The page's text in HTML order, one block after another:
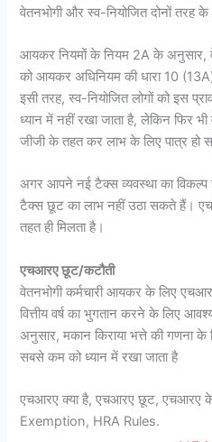
वेतनभोगी और स्व-नियोजित दोनों
आयकर नियमों के नियम 2A के अनुसार,
को आयकर अधिनियम की धारा 10
इसी तरह, स्व-नियोजित लोगों को इस
ध्यान में नहीं रखा जाता है, लेकिन फिर
जीजी के तहत कर लाभ के लिए पात्र हो
अगर आपने नई टैक्स व्यवस्था का
टैक्स छूट का लाभ नहीं उठा सकते हैं।
तहत ही मिलता है।
एचआरए छूट/कटौती
वेतनभोगी कर्मचारी आयकर के लिए
वित्तीय वर्ष का भुगतान करने के लिए
अनुसार, मकान किराया भत्ते की गणना
सबसे कम को ध्यान में रखा जाता है
एचआरए क्या है, एचआरए छूट, एचआरए
Exemption, HRA Rules.